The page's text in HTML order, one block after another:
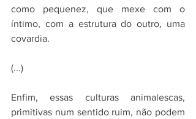
como pequenez, que mexe com o
íntimo, com a estrutura do outro, uma
covardia.
(...)
Enfim, essas culturas animalescas,
primitivas num sentido ruim, não podem